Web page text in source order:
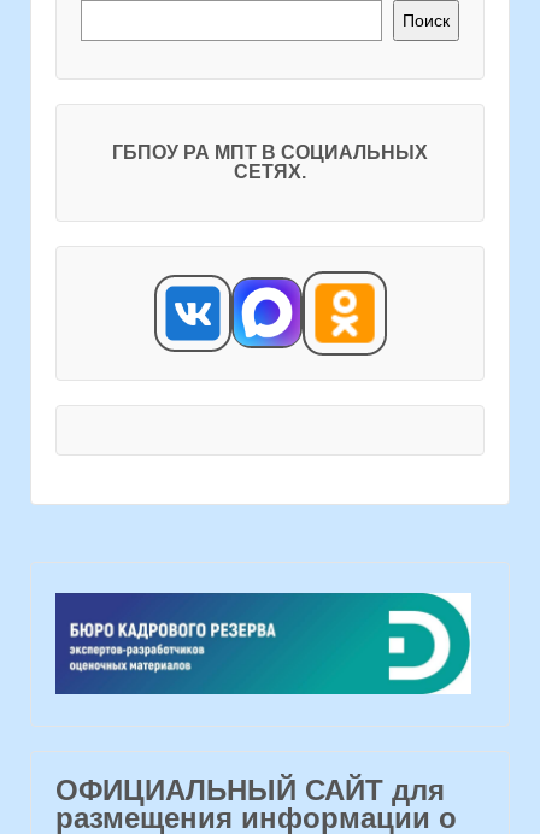
Поиск
ГБПОУ РА МПТ В СОЦИАЛЬНЫХ
СЕТЯХ.
ОФИЦИАЛЬНЫЙ САЙТ для
размещения информации о